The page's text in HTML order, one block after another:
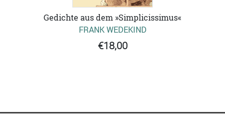
Gedichte aus dem »Simplicissimus«
FRANK WEDEKIND
€18,00